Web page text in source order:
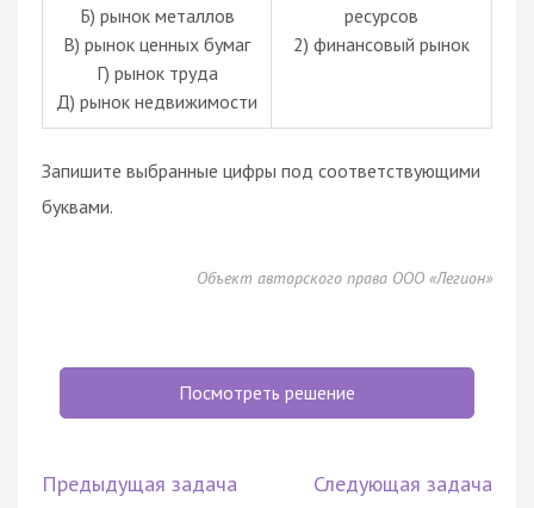
Б) рынок металлов
В) рынок ценных бумаг
Г) рынок труда
Д) рынок недвижимости
ресурсов
2) финансовый рынок
Запишите выбранные цифры под соответствующими
буквами.
Объект авторского права ООО «Легион»
Посмотреть решение
Предыдущая задача Следующая задача